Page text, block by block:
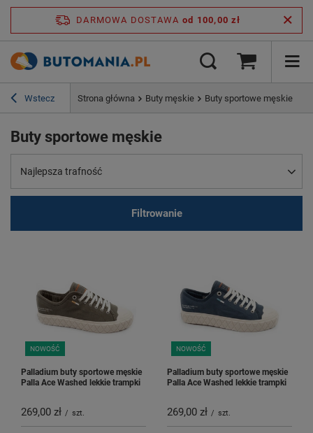
DARMOWA DOSTAWA od 100,00 zł
Wstecz Strona główna Buty męskie Buty sportowe męskie
Buty sportowe męskie
Najlepsza trafność
Filtrowanie
NOWOŚĆ
Palladium buty sportowe męskie
Palla Ace Washed lekkie trampki
269,00 zł / szt.
NOWOŚĆ
Palladium buty sportowe męskie
Palla Ace Washed lekkie trampki
269,00 zł / szt.